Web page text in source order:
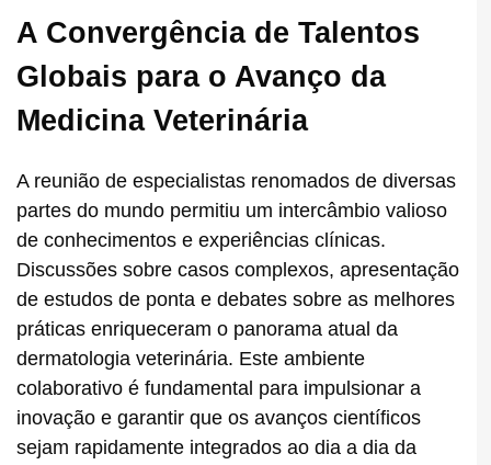
A Convergência de Talentos
Globais para o Avanço da
Medicina Veterinária
A reunião de especialistas renomados de diversas
partes do mundo permitiu um intercâmbio valioso
de conhecimentos e experiências clínicas.
Discussões sobre casos complexos, apresentação
de estudos de ponta e debates sobre as melhores
práticas enriqueceram o panorama atual da
dermatologia veterinária. Este ambiente
colaborativo é fundamental para impulsionar a
inovação e garantir que os avanços científicos
sejam rapidamente integrados ao dia a dia da